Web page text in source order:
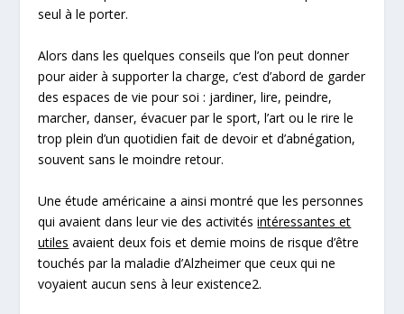
seul à le porter.
Alors dans les quelques conseils que l’on peut donner
pour aider à supporter la charge, c’estd’abord de garder
des espaces de viepour soi: jardiner, lire, peindre,
marcher, danser, évacuer par le sport, l’art ou le rire le
trop plein d’un quotidien fait de devoir et d’abnégation,
souvent sans le moindre retour.
Une étude américaine a ainsi montré que les personnes
qui avaient dans leur vie des activitésintéressantes et
utiles avaientdeux fois et demie moins de risque d’être
touchés par la maladie d’Alzheimerque ceux qui ne
voyaient aucun sens à leur existence2.